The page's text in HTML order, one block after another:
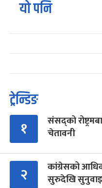
यो पनि
ट्रेन्डिङ
१
संसद्को
चेतावनी
२
कांग्रेसको
सुरुदेखि सुनुवाइ